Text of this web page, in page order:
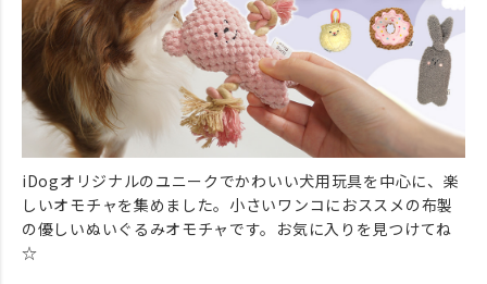
iDogオリジナルのユニークでかわいい犬用玩具を中心に、楽
しいオモチャを集めました。小さいワンコにおススメの布製
の優しいぬいぐるみオモチャです。お気に入りを見つけてね
☆